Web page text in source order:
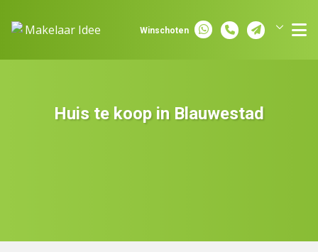
Winschoten
Huis te koop in Blauwestad